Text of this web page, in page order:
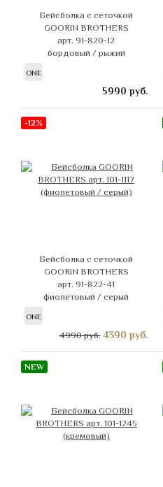
Бейсболка с сеточкой
GOORIN BROTHERS
арт. 91-820-12
бордовый / рыжий
ONE
5990 руб.
-12%
Бейсболка с сеточкой
GOORIN BROTHERS
арт. 91-822-41
фиолетовый / серый
ONE
4990 руб. 4390 руб.
NEW